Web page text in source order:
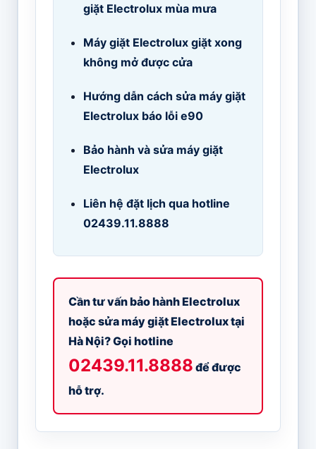
giặt Electrolux mùa mưa
Máy giặt Electrolux giặt xong
không mở được cửa
Hướng dẫn cách sửa máy giặt
Electrolux báo lỗi e90
Bảo hành và sửa máy giặt
Electrolux
Liên hệ đặt lịch qua hotline
02439.11.8888
Cần tư vấn bảo hành Electrolux
hoặc sửa máy giặt Electrolux tại
Hà Nội? Gọi hotline
02439.11.8888 để được
hỗ trợ.